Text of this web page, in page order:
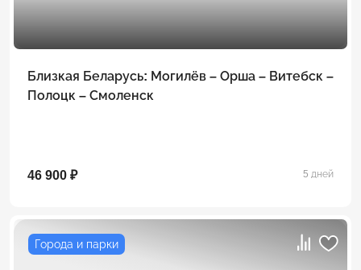
Близкая Беларусь: Могилёв – Орша – Витебск –
Полоцк – Смоленск
46 900 ₽ 5 дней
Города и парки